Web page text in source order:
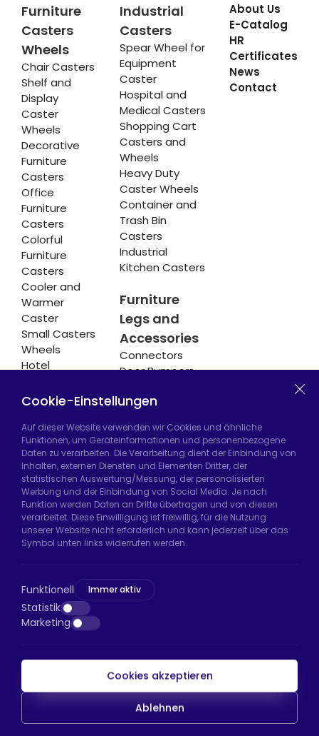
Furniture
Casters
Wheels
Chair Casters
Shelf and
Display
Caster
Wheels
Decorative
Furniture
Casters
Office
Furniture
Casters
Colorful
Furniture
Casters
Cooler and
Warmer
Caster
Small Casters
Wheels
Hotel
Casters
Industrial
Casters
Spear Wheel for
Equipment
Caster
Hospital and
Medical Casters
Shopping Cart
Casters and
Wheels
Heavy Duty
Caster Wheels
Container and
Trash Bin
Casters
Industrial
Kitchen Casters
Furniture
Legs and
Accessories
Connectors
Door Bumpers
About Us
E-Catalog
HR
Certificates
News
Contact
Hadımköy Fabrik:Atatürk Sanayi Bölgesi,
Uzunçayır Caddesi, No:11 Hadımköy, 34555
Arnavutköy/İstanbul
Telefon: +90 212 640 66 46
E-Mail: export@htsteker.com
D:a, 34045 Bayrampaşa/İstanbul
Telefon:+90 530 044 64 87
E-Mail: info@htsteker.com
HTS-Zahlung
Cookie-Einstellungen
Auf dieser Website verwenden wir Cookies und ähnliche
Funktionen, um Geräteinformationen und personenbezogene
Daten zu verarbeiten. Die Verarbeitung dient der Einbindung von
Inhalten, externen Diensten und Elementen Dritter, der
statistischen Auswertung/Messung, der personalisierten
Werbung und der Einbindung von Social Media. Je nach
Funktion werden Daten an Dritte übertragen und von diesen
verarbeitet. Diese Einwilligung ist freiwillig, für die Nutzung
unserer Website nicht erforderlich und kann jederzeit über das
Symbol unten links widerrufen werden.
Funktionell Immer aktiv
Statistik
Marketing
Cookies akzeptieren
Ablehnen